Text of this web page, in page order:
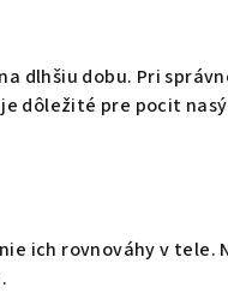
dlhšiu dobu. Pri
dôležité pre pocit
ich rovnováhy v tele.